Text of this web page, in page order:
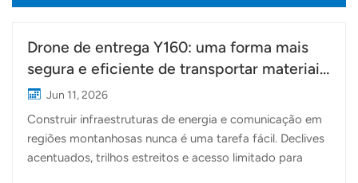
Drone de entrega Y160: uma forma mais
segura e eficiente de transportar materiais
para torres de energia em terrenos
montanhosos.
Jun 11, 2026
Construir infraestruturas de energia e comunicação em
regiões montanhosas nunca é uma tarefa fácil. Declives
acentuados, trilhos estreitos e acesso limitado para